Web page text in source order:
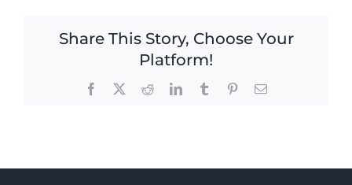
Share This Story, Choose Your
Platform!
Facebook RedditLinkedInTumblr PinterestEmail